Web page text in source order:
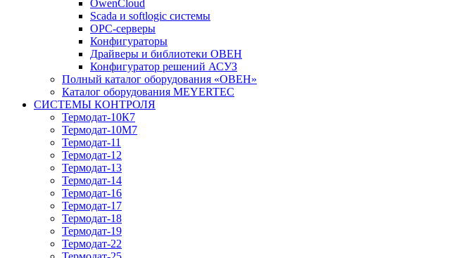
OwenCloud
Scada и softlogic системы
OPC-серверы
Конфигураторы
Драйверы и библиотеки ОВЕН
Конфигуратор решений АСУЗ
Полный каталог оборудования «ОВЕН»
Каталог оборудования MEYERTEC
СИСТЕМЫ КОНТРОЛЯ
Термодат-10К7
Термодат-10М7
Термодат-11
Термодат-12
Термодат-13
Термодат-14
Термодат-16
Термодат-17
Термодат-18
Термодат-19
Термодат-22